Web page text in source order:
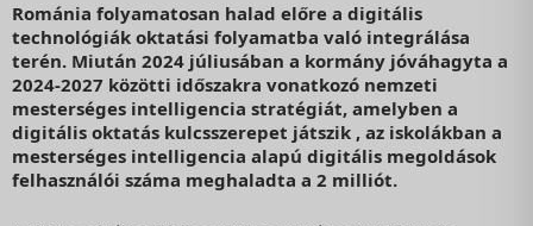
Románia folyamatosan halad előre a digitális
technológiák oktatási folyamatba való integrálása
terén. Miután 2024 júliusában a kormány jóváhagyta a
2024-2027 közötti időszakra vonatkozó nemzeti
mesterséges intelligencia stratégiát, amelyben a
digitális oktatás kulcsszerepet játszik , az iskolákban a
mesterséges intelligencia alapú digitális megoldások
felhasználói száma meghaladta a 2 milliót.